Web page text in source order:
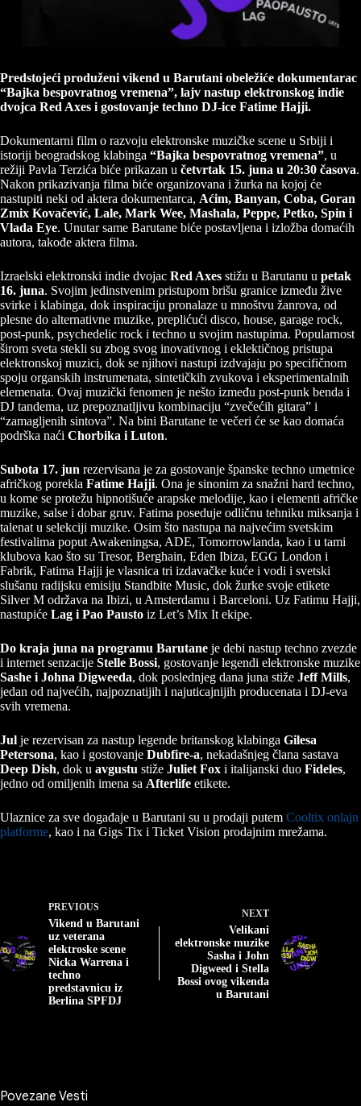
Predstojeći produženi vikend u Barutani obeležiće dokumentarac
“Bajka bespovratnog vremena”, lajv nastup elektronskog indie
dvojca Red Axes i gostovanje techno DJ-ice Fatime Hajji.
Dokumentarni film o razvoju elektronske muzičke scene u Srbiji i
istoriji beogradskog klabinga “Bajka bespovratnog vremena”, u
režiji Pavla Terzića biće prikazan u četvrtak 15. juna u 20:30 časova.
Nakon prikazivanja filma biće organizovana i žurka na kojoj će
nastupiti neki od aktera dokumentarca, Aćim, Banyan, Coba, Goran
Zmix Kovačević, Lale, Mark Wee, Mashala, Peppe, Petko, Spin i
Vlada Eye. Unutar same Barutane biće postavljena i izložba domaćih
autora, takođe aktera filma.
Izraelski elektronski indie dvojac Red Axes stižu u Barutanu u petak
16. juna. Svojim jedinstvenim pristupom brišu granice između žive
svirke i klabinga, dok inspiraciju pronalaze u mnoštvu žanrova, od
plesne do alternativne muzike, preplićući disco, house, garage rock,
post-punk, psychedelic rock i techno u svojim nastupima. Popularnost
širom sveta stekli su zbog svog inovativnog i eklektičnog pristupa
elektronskoj muzici, dok se njihovi nastupi izdvajaju po specifičnom
spoju organskih instrumenata, sintetičkih zvukova i eksperimentalnih
elemenata. Ovaj muzički fenomen je nešto između post-punk benda i
DJ tandema, uz prepoznatljivu kombinaciju “zvečećih gitara” i
“zamagljenih sintova”. Na bini Barutane te večeri će se kao domaća
podrška naći Chorbika i Luton.
Subota 17. jun rezervisana je za gostovanje španske techno umetnice
afričkog porekla Fatime Hajji. Ona je sinonim za snažni hard techno,
u kome se protežu hipnotišuće arapske melodije, kao i elementi afričke
muzike, salse i dobar gruv. Fatima poseduje odličnu tehniku miksanja i
talenat u selekciji muzike. Osim što nastupa na najvećim svetskim
festivalima poput Awakeningsa, ADE, Tomorrowlanda, kao i u tami
klubova kao što su Tresor, Berghain, Eden Ibiza, EGG London i
Fabrik, Fatima Hajji je vlasnica tri izdavačke kuće i vodi i svetski
slušanu radijsku emisiju Standbite Music, dok žurke svoje etikete
Silver M održava na Ibizi, u Amsterdamu i Barceloni. Uz Fatimu Hajji,
nastupiće Lag i Pao Pausto iz Let’s Mix It ekipe.
Do kraja juna na programu Barutane je debi nastup techno zvezde
i internet senzacije Stelle Bossi, gostovanje legendi elektronske muzike
Sashe i Johna Digweeda, dok poslednjeg dana juna stiže Jeff Mills,
jedan od najvećih, najpoznatijih i najuticajnijih producenata i DJ-eva
svih vremena.
Jul je rezervisan za nastup legende britanskog klabinga Gilesa
Petersona, kao i gostovanje Dubfire-a, nekadašnjeg člana sastava
Deep Dish, dok u avgustu stiže Juliet Fox i italijanski duo Fideles,
jedno od omiljenih imena sa Afterlife etikete.
Ulaznice za sve događaje u Barutani su u prodaji putem Cooltix onlajn
platforme, kao i na Gigs Tix i Ticket Vision prodajnim mrežama.
PREVIOUS
Vikend u Barutani
uz veterana
elektroske scene
Nicka Warrena i
techno
predstavnicu iz
Berlina SPFDJ
NEXT
Velikani
elektronske muzike
Sasha i John
Digweed i Stella
Bossi ovog vikenda
u Barutani
Povezane Vesti